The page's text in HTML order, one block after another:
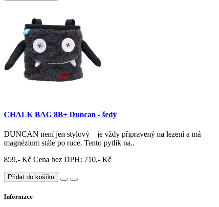
CHALK BAG 8B+ Duncan - šedý
DUNCAN není jen stylový – je vždy připravený na lezení a má
magnézium stále po ruce. Tento pytlík na..
859,- Kč Cena bez DPH: 710,- Kč
Přidat do košíku
Informace